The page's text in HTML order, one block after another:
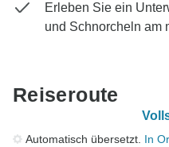
Erleben Sie ein
und Schnorcheln am
Reiseroute
Automatisch übersetzt. In